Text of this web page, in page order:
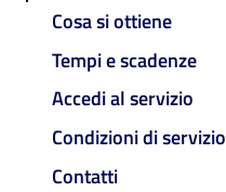
Cosa si ottiene
Tempi e scadenze
Accedi al servizio
Condizioni di servizio
Contatti